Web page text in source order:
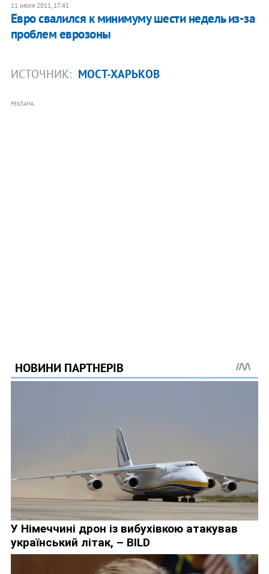
11 июля 2011, 17:41
Евро свалился к минимуму шести недель из-за
проблем еврозоны
ИСТОЧНИК: МОСТ-ХАРЬКОВ
РЕКЛАМА